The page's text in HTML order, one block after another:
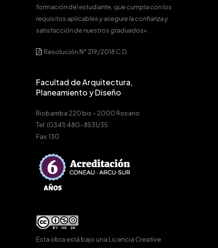
formación del estudiante, que cumpla con los
requisitos aplicables y asegure la confianza y
satisfacción de nuestros graduados».
Resolución N° 219/2018 C.D.
Facultad de Arquitectura,
Planeamiento y Diseño
Riobamba 220 bis – 2000 Rosario
Tel: (0341) 480-8531/35
Fax: 130
Esta obra está bajo una Licencia Creative